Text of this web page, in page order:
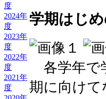
度
2024年
度
2023年
度
2022年
度
2021年
度
学期はじ
各学年で
期に向け